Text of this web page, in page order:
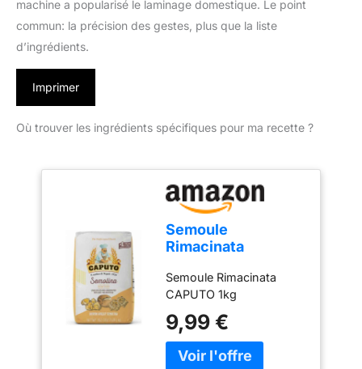
machine a popularisé le laminage domestique. Le point
commun: la précision des gestes, plus que la liste
d’ingrédients.
Imprimer
Où trouver les ingrédients spécifiques pour ma recette ?
Semoule
Rimacinata
Semoule Rimacinata
CAPUTO 1kg
9,99 €